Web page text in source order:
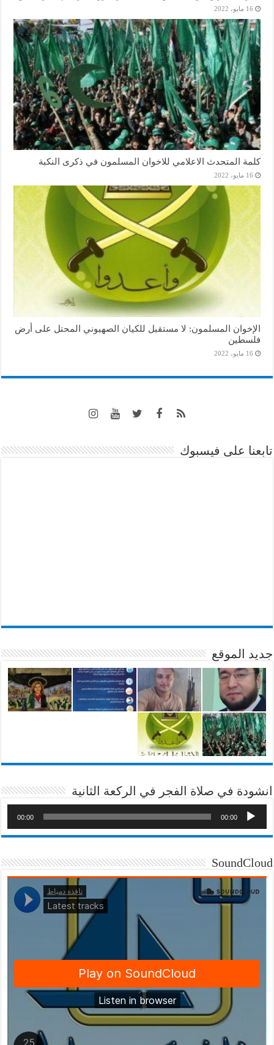
16 مايو، 2022
كلمة المتحدث الاعلامي للاخوان المسلمون في ذكرى النكبة
16 مايو، 2022
الإخوان المسلمون: لا مستقبل للكيان الصهيوني المحتل على أرض
فلسطين
16 مايو، 2022
تابعنا على فيسبوك
جديد الموقع
انشودة في صلاة الفجر في الركعة الثانية
00:00
00:00
SoundCloud